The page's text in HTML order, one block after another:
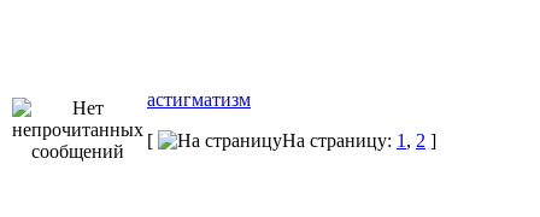
астигматизм
[
На страницу: 1 , 2 ]